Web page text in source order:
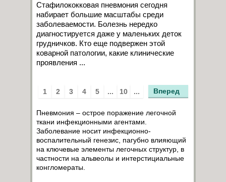
Стафилококковая пневмония сегодня
набирает большие масштабы среди
заболеваемости. Болезнь нередко
диагностируется даже у маленьких деток
грудничков. Кто еще подвержен этой
коварной патологии, какие клинические
проявления ...
1 2 3 4 5 ... 10 ... Вперед
Пневмония – острое поражение легочной
ткани инфекционными агентами.
Заболевание носит инфекционно-
воспалительный генезис, пагубно влияющий
на ключевые элементы легочных структур, в
частности на альвеолы и интерстициальные
конгломераты.